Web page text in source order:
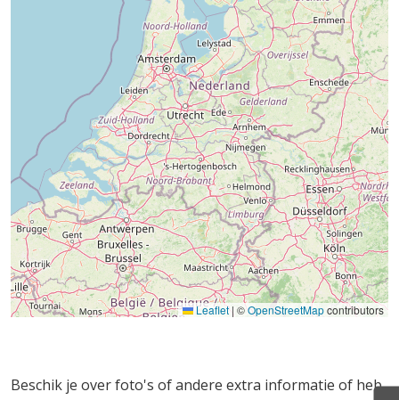
Leaflet| ©OpenStreetMapcontributors
Beschik je over foto's of andere extra informatie of heb